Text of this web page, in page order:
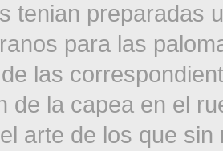
tenian preparadas
para las
las
de la capea en el
arte de los que